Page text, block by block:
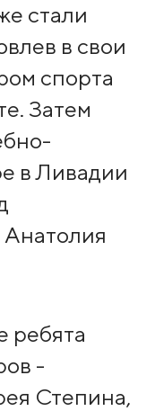
стали
в свои
спорта
Затем
в Ливадии
ребята
-
Степина,